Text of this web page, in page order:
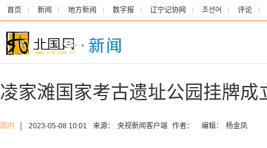
首页 新闻 地方新闻 数字报 辽宁记协网 조선어 评论
凌家滩国家考古遗址公园挂牌成
国内 2023-05-08 10:01 来源： 央视新闻客户端 作者： 编辑： 杨金凤